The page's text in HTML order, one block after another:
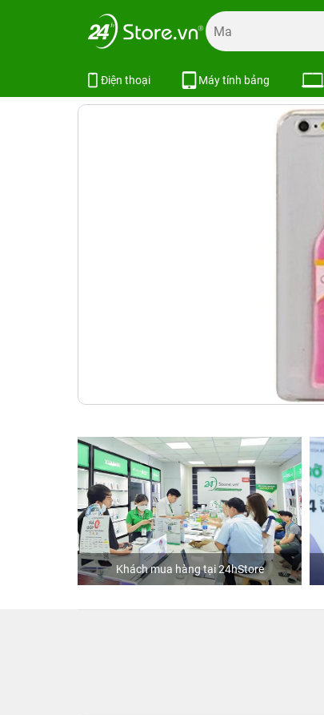
Điện thoại Máy tính bảng
Trang chủ Ốp lưng
Khách mua hàng tại 24hStore